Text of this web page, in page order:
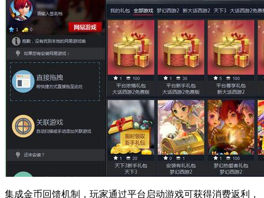
集成金币回馈机制，玩家通过平台启动游戏可获得消费返利，